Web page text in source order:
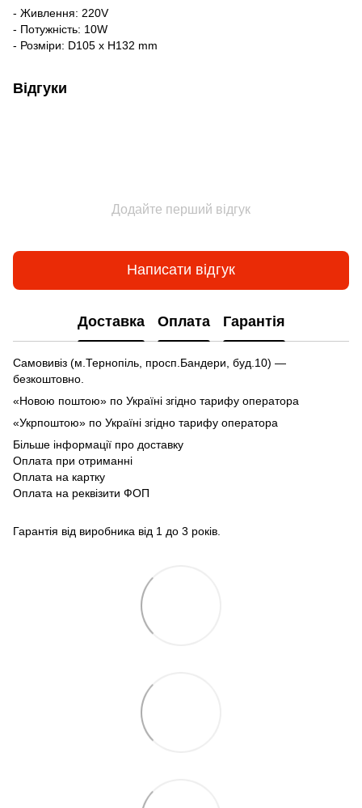
- Живлення: 220V
- Потужність: 10W
- Розміри: D105 х H132 mm
Відгуки
Додайте перший відгук
Написати відгук
Доставка Оплата Гарантія
Самовивіз (м.Тернопіль, просп.Бандери, буд.10) —
безкоштовно.
«Новою поштою» по Україні згідно тарифу оператора
«Укрпоштою» по Україні згідно тарифу оператора
Більше інформації про доставку
Оплата при отриманні
Оплата на картку
Оплата на реквізити ФОП
Гарантія від виробника від 1 до 3 років.